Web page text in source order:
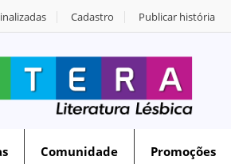
Cadastro Publicar história
Comunidade Promoções